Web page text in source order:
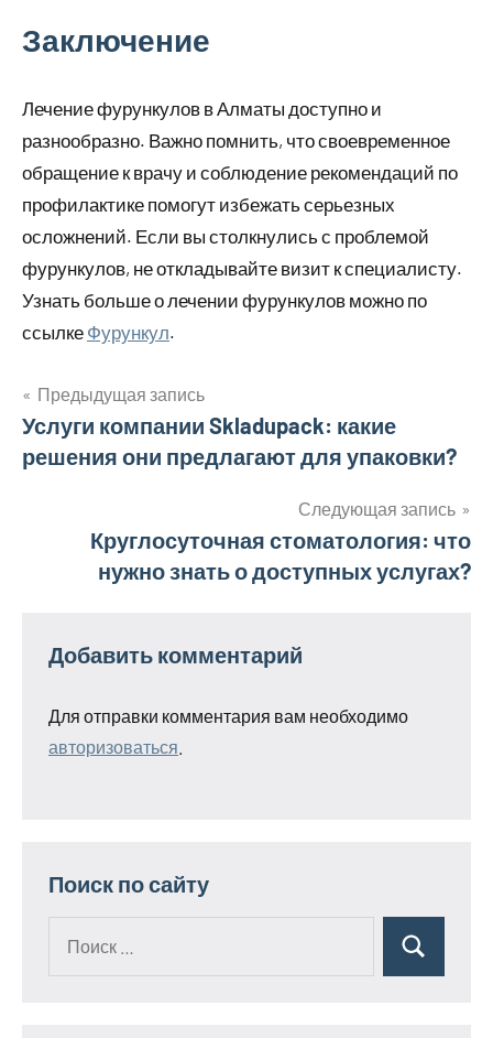
Заключение
Лечение фурункулов в Алматы доступно и
разнообразно. Важно помнить, что своевременное
обращение к врачу и соблюдение рекомендаций по
профилактике помогут избежать серьезных
осложнений. Если вы столкнулись с проблемой
фурункулов, не откладывайте визит к специалисту.
Узнать больше о лечении фурункулов можно по
ссылке Фурункул.
Навигация
по
Предыдущая запись
Услуги компании Skladupack: какие
решения они предлагают для упаковки?
Следующая запись
Круглосуточная стоматология: что
нужно знать о доступных услугах?
Добавить комментарий
Для отправки комментария вам необходимо
авторизоваться
Поиск по сайту
Поиск